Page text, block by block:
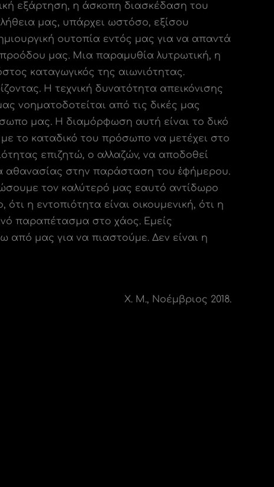
εξάρτηση, η άσκοπη διασκέδαση του
μας, υπάρχει ωστόσο, εξίσου
ουτοπία εντός μας για να απαντά
μας. Μια παραμυθία λυτρωτική, η
καταγωγικός της αιωνιότητας.
Η τεχνική δυνατότητα απεικόνισης
νοηματοδοτείται από τις δικές μας
μας. Η διαμόρφωση αυτή είναι το δικό
το καταδικό του πρόσωπο να μετέχει στο
επιζητώ, ο αλλαζών, να αποδοθεί
αθανασίας στην παράσταση του ἐφήμερου.
τον καλύτερό μας εαυτό αντίδωρο
η εντοπιότητα είναι οικουμενική, ότι η
παραπέτασμα στο χάος. Εμείς
από μας για να πιαστούμε. Δεν είναι η
Χ. Μ., Νοέμβριος 2018.